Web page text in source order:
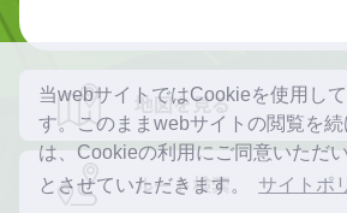
当webサイトではCookieを使用して
す。このままwebサイトの閲覧を
は、Cookieの利用にご同意いただ
とさせていただきます。
サイトポ
地図を見る
ルート検索